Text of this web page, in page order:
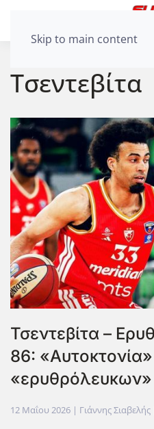
Skip to main content
Τσεντεβίτα
Τσεντεβίτα –
86:
12 Μαΐου 2026 | Γιάννης Σιαβελής